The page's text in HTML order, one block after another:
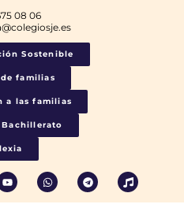
08 06
Sostenible
familias
a las familias